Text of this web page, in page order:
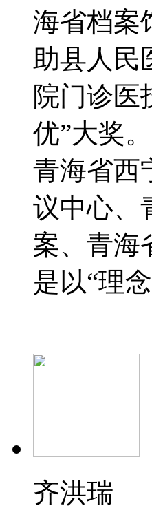
海省档案
助县人民
院门诊医
优”大奖
青海省西
议中心、
案、青海
是以“理
齐洪瑞